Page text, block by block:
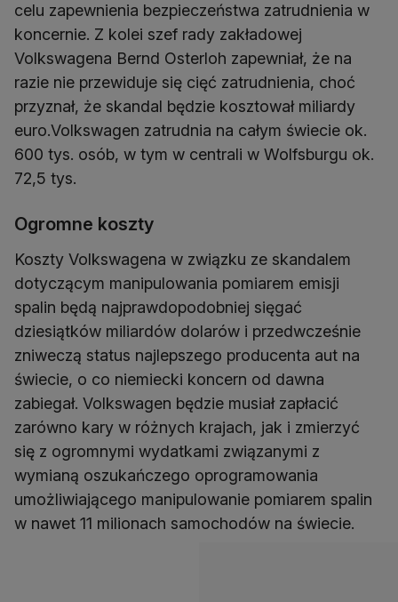
celu zapewnienia bezpieczeństwa zatrudnienia w
koncernie. Z kolei szef rady zakładowej
Volkswagena Bernd Osterloh zapewniał, że na
razie nie przewiduje się cięć zatrudnienia, choć
przyznał, że skandal będzie kosztował miliardy
euro.Volkswagen zatrudnia na całym świecie ok.
600 tys. osób, w tym w centrali w Wolfsburgu ok.
72,5 tys.
Ogromne koszty
Koszty Volkswagena w związku ze skandalem
dotyczącym manipulowania pomiarem emisji
spalin będą najprawdopodobniej sięgać
dziesiątków miliardów dolarów i przedwcześnie
zniweczą status najlepszego producenta aut na
świecie, o co niemiecki koncern od dawna
zabiegał. Volkswagen będzie musiał zapłacić
zarówno kary w różnych krajach, jak i zmierzyć
się z ogromnymi wydatkami związanymi z
wymianą oszukańczego oprogramowania
umożliwiającego manipulowanie pomiarem spalin
w nawet 11 milionach samochodów na świecie.